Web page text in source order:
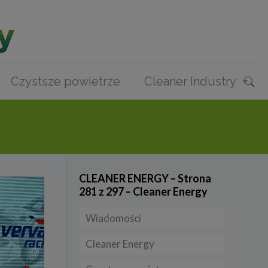
Czystsze powietrze Cleaner Industry
CLEANER ENERGY – Strona
281 z 297 – Cleaner Energy
Wiadomości
Firmy
Cleaner Energy